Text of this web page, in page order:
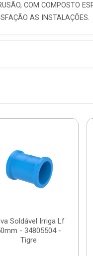
COM COMPOSTO
AS INSTALAÇÕES.
Soldável Irriga Lf
- 34805504 -
Tigre